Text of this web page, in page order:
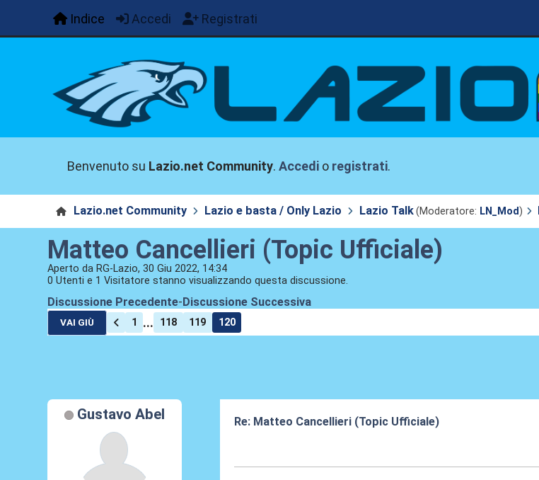
Indice Accedi Registrati
Benvenuto su Lazio.net Community.Accedi o registrati.
Lazio.net Community Lazio e basta / Only Lazio Lazio Talk(Moderatore: LN_Mod)
Matteo Cancellieri (Topic Ufficiale)
Aperto da RG-Lazio, 30 Giu 2022, 14:34
0 Utenti e 1 Visitatore stanno visualizzando questa discussione.
Discussione Precedente- Discussione Successiva
VAI GIÙ 1 ... 118 119 120
Gustavo Abel
Re: Matteo Cancellieri (Topic Ufficiale)